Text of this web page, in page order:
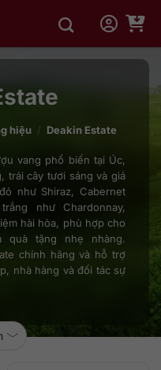
hiệu / Deakin Estate
vang phổ biến tại Úc,
trái cây tươi sáng và giá
như Shiraz, Cabernet
như Chardonnay,
hài hòa, phù hợp cho
quà tặng nhẹ nhàng.
chính hãng và hỗ trợ
nhà hàng và đối tác sự